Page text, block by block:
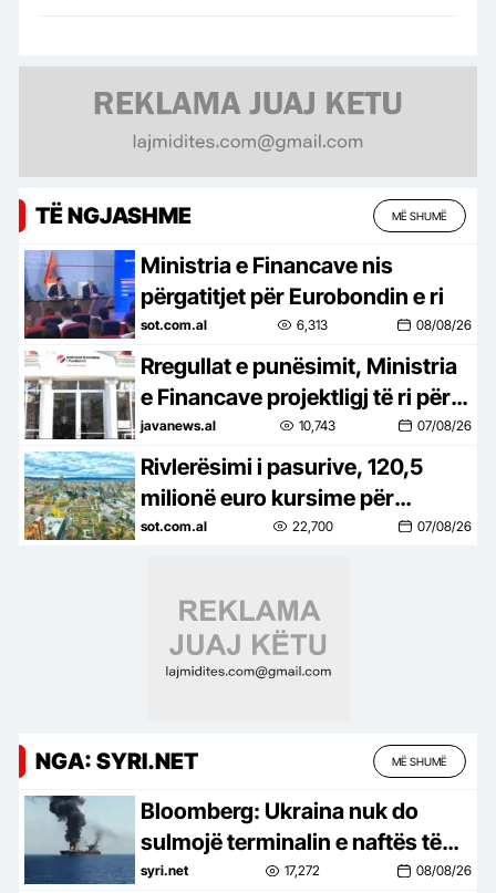
TË NGJASHME MË SHUMË
Ministria e Financave nis
përgatitjet për Eurobondin e ri
sot.com.al 6,313 08/08/26
Rregullat e punësimit, Ministria
e Financave projektligj të ri për
kompanitë: Të bëhen publike
pagat për çdo vend të lirë dhe
kuotat
javanews.al 10,743 07/08/26
Rivlerësimi i pasurive, 120,5
milionë euro kursime për
tatimpaguesit në shtatë muaj
sot.com.al 22,700 07/08/26
NGA: SYRI.NET MË SHUMË
Bloomberg: Ukraina nuk do
sulmojë terminalin e naftës të
lidhur me SHBA në Detin e Zi
syri.net 17,272 08/08/26